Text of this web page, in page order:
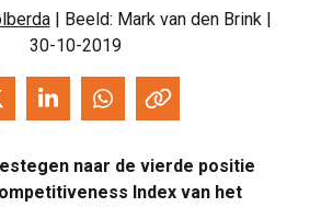
| Beeld: Mark van den Brink |
30-10-2019
naar de vierde positie
Index van het